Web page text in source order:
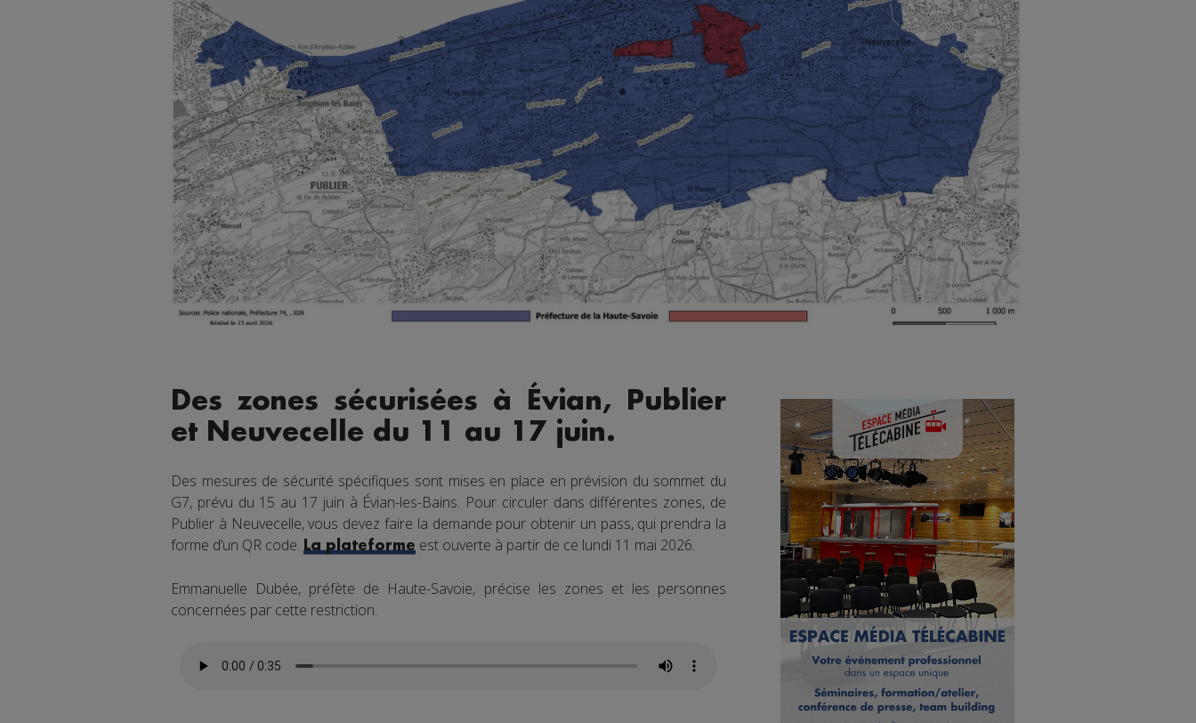
Des zones sécurisées à Évian, Publier
et Neuvecelle du 11 au 17 juin.
Des mesures de sécurité spécifiques sont mises en place en prévision du sommet du
G7, prévu du 15 au 17 juin à Évian-les-Bains. Pour circuler dans différentes zones, de
Publier à Neuvecelle, vous devez faire la demande pour obtenir un pass, qui prendra la
forme d’un QR code. La plateforme est ouverte à partir de ce lundi 11 mai 2026.
Emmanuelle Dubée, préfète de Haute-Savoie, précise les zones et les personnes
concernées par cette restriction.